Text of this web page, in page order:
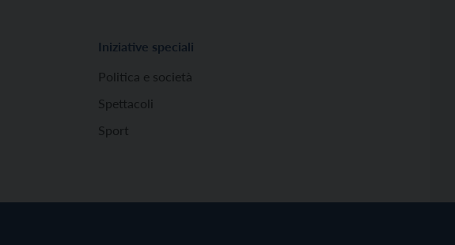
Iniziative speciali
Politica e società
Spettacoli
Sport